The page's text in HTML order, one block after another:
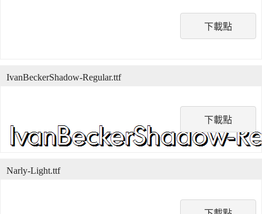
下載點
下載點
IvanBeckerShadow-Regular.ttf
Narly-Light.ttf